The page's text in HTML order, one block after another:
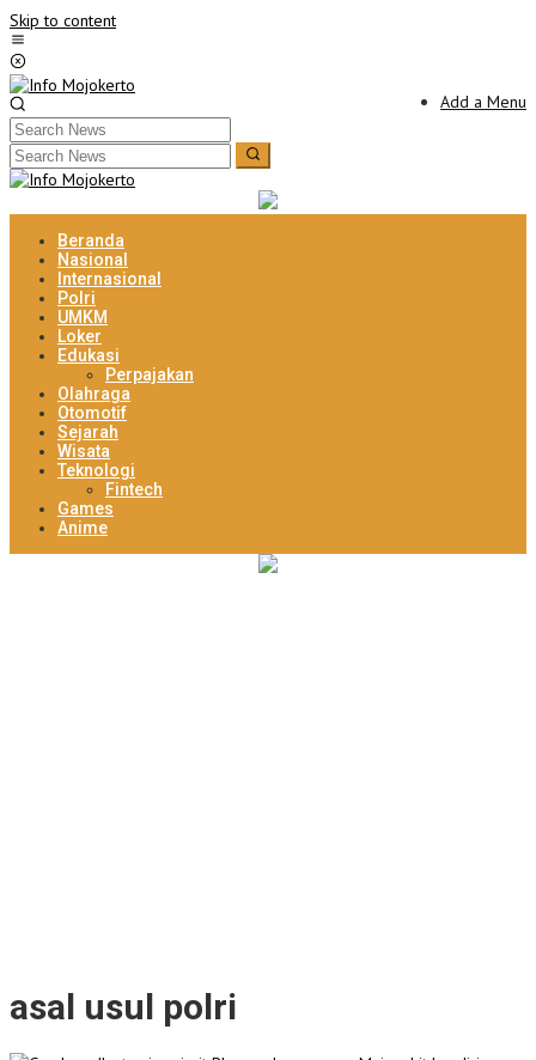
Skip to content
Add a Menu
Beranda
Nasional
Internasional
Polri
UMKM
Loker
Edukasi
Perpajakan
Olahraga
Otomotif
Sejarah
Wisata
Teknologi
Fintech
Games
Anime
asal usul polri